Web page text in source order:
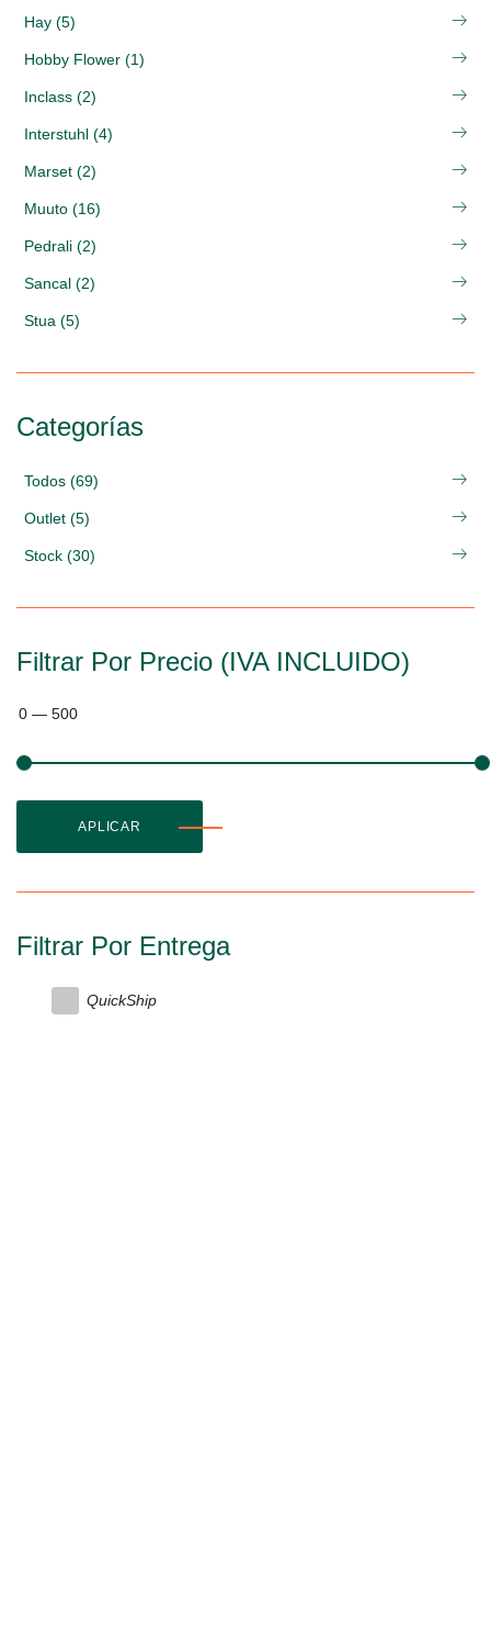
Hay (5)
Hobby Flower (1)
Inclass (2)
Interstuhl (4)
Marset (2)
Muuto (16)
Pedrali (2)
Sancal (2)
Stua (5)
Categorías
Todos (69)
Outlet (5)
Stock (30)
Filtrar Por Precio (IVA INCLUIDO)
0 — 500
APLICAR
Filtrar Por Entrega
QuickShip